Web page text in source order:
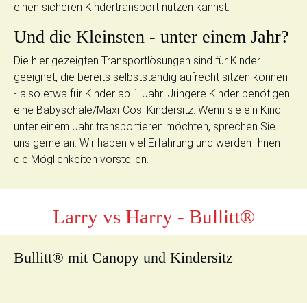
einen sicheren Kindertransport nutzen kannst.
Und die Kleinsten - unter einem Jahr?
Die hier gezeigten Transportlösungen sind für Kinder
geeignet, die bereits selbstständig aufrecht sitzen können
- also etwa für Kinder ab 1 Jahr. Jüngere Kinder benötigen
eine Babyschale/Maxi-Cosi Kindersitz. Wenn sie ein Kind
unter einem Jahr transportieren möchten, sprechen Sie
uns gerne an. Wir haben viel Erfahrung und werden Ihnen
die Möglichkeiten vorstellen.
Larry vs Harry - Bullitt®
Bullitt® mit Canopy und Kindersitz